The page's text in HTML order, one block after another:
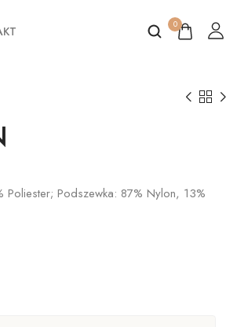
0
Poliester; Podszewka: 87% Nylon, 13%